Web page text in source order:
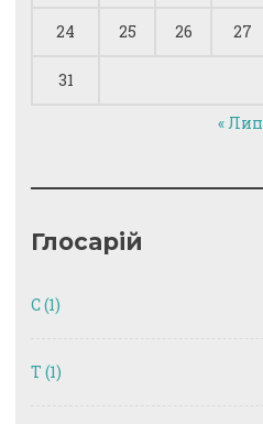
24 25 26 27
31
« Лип
Глосарій
C(1)
T (1)